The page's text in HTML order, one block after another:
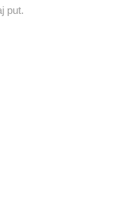
put.